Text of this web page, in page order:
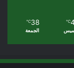
℃
38
℃
الجمعة